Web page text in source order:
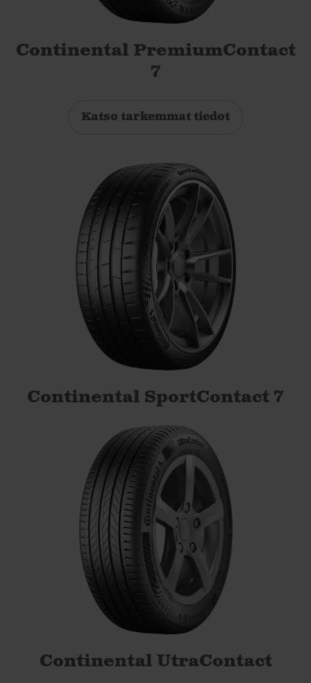
Continental PremiumContact
7
Katso tarkemmat tiedot
Continental SportContact 7
Continental UtraContact